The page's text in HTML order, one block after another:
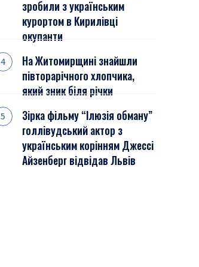
зробили з українським
курортом в Кирилівці
окупанти
На Житомирщині знайшли
півторарічного хлопчика,
який зник біля річки
Зірка фільму “Ілюзія обману”
голлівудський актор з
українським корінням Джессі
Айзенберг відвідав Львів